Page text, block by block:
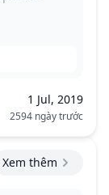
1 Jul, 2019
2594 ngày trước
Xem thêm